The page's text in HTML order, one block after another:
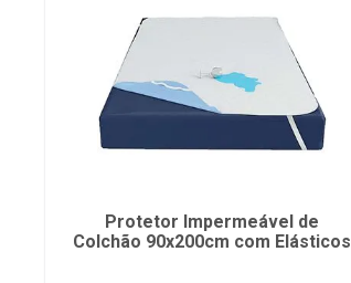
Protetor Impermeável de
Colchão 90x200cm com Elásticos